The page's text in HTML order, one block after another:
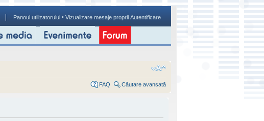
Panoul utilizatorului • Vizualizare mesaje proprii Autentificare
FAQ Căutare avansată